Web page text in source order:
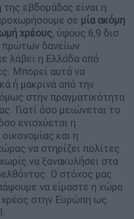
της εβδομάδας είναι η
σε μία ακόμη
χρέους, ύψους 6,9 δισ.
πρώτων δανείων
λάβει η Ελλάδα από
Μπορεί αυτά να
ή μακρινά από την
στην πραγματικότητα
Γιατί όσο μειώνεται το
ενισχύεται η
και η
να στηρίζει πολίτες
να ξανακυλήσει στα
Ο στόχος μας
να είμαστε η χώρα
στην Ευρώπη ως